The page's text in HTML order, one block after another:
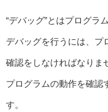
“デバッグ”とはプログラ
デバッグを行うには、プ
確認をしなければなりま
プログラムの動作を確認
す。